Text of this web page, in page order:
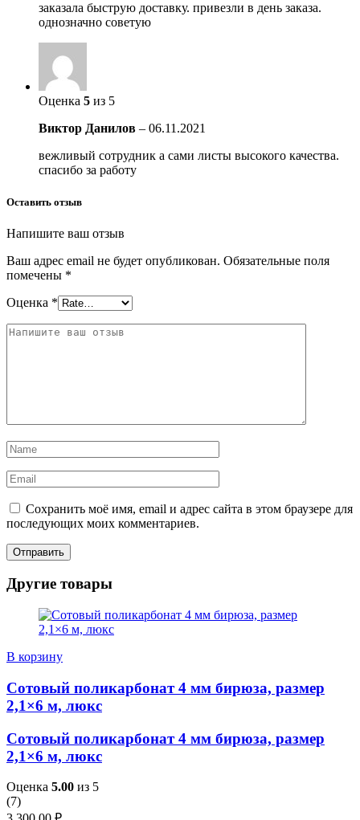
заказала быструю доставку. привезли в день заказа.
однозначно советую
Оценка 5 из 5
Виктор Данилов – 06.11.2021
вежливый сотрудник а сами листы высокого качества.
спасибо за работу
Оставить отзыв
Напишите ваш отзыв
Ваш адрес email не будет опубликован. Обязательные поля
помечены *
Оценка *
Сохранить моё имя, email и адрес сайта в этом браузере для
последующих моих комментариев.
Другие товары
В корзину
Сотовый поликарбонат 4 мм бирюза, размер
2,1×6 м, люкс
Сотовый поликарбонат 4 мм бирюза, размер
2,1×6 м, люкс
Оценка 5.00 из 5
(7)